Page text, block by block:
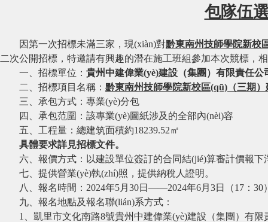
包隊伍
因第一次招標未滿三家 ，現(xiàn)對黔東南州技師學院新校
二次公開招標，特邀請有興趣的潛在施工班組參加本次競標，
一、招標單位： 貴州中建偉業(yè)建設（集團）有限責任公
二、招標項目名稱： 黔東南州技師學院新校區(qū)（三期
三、承包方式： 專業(yè)分包
四、承包范圍： 該專業(yè)圖紙涉及的全部內(nèi)容
五、工程量： 總建筑面積約18239.52㎡
具體要求詳見招標文件。
六、 報價方式： 以建設單位簽訂的合同結(jié)算審計價報下
七、提供營業(yè)執(zhí)照，提供納稅人證明。
八、報名時間： 2024年5月 30日 ——2024年6月 3日（17：30
九、報名地點及報名聯(lián)系方式：
1、凱里市文化南路8號貴州中建偉業(yè)建設（集團）有限責